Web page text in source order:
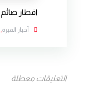
افطار صائم 24 رمضان 2024
أخبار المبرة,
التعليقات معطلة